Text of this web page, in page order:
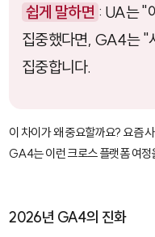
쉽게 말하면 : UA는 "
집중했다면, GA4는 "
집중합니다.
이 차이가 왜 중요할까요? 요즘
GA4는 이런 크로스 플랫폼 여정
2026년 GA4의 진화